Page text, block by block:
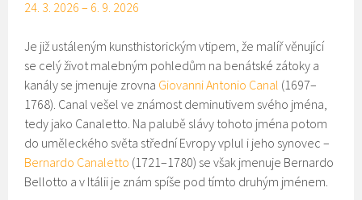
24. 3. 2026 – 6. 9. 2026
Je již ustáleným kunsthistorickým vtipem, že malíř věnující
se celý život malebným pohledům na benátské zátoky a
kanály se jmenuje zrovna Giovanni Antonio Canal (1697–
1768). Canal vešel ve známost deminutivem svého jména,
tedy jako Canaletto. Na palubě slávy tohoto jména potom
do uměleckého světa střední Evropy vplul i jeho synovec –
Bernardo Canaletto (1721–1780) se však jmenuje Bernardo
Bellotto a v Itálii je znám spíše pod tímto druhým jménem.